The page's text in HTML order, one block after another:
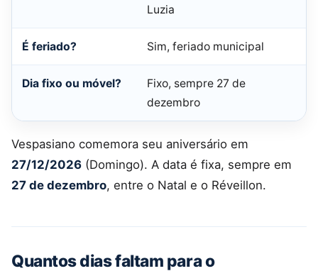
Luzia
É feriado? Sim, feriado municipal
Dia fixo ou móvel?
Fixo, sempre 27 de
dezembro
Vespasiano comemora seu aniversário em
27/12/2026 (Domingo). A data é fixa, sempre em
27 de dezembro, entre o Natal e o Réveillon.
Quantos dias faltam para o